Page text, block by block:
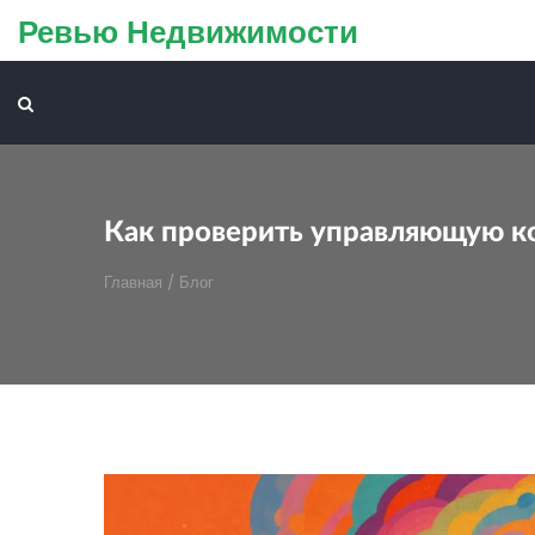
Ревью Недвижимости
Как проверить управляющую
Главная / Блог